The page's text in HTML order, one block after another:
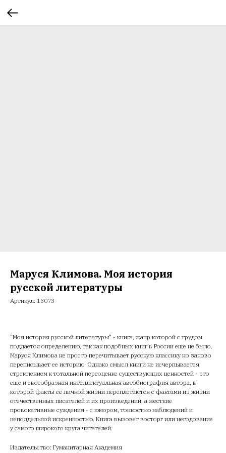
Маруся Климова. Моя история
русской литературы
Артикул: 13073
"Моя история русской литературы" - книга, жанр которой с трудом
поддается определению, так как подобных книг в России еще не было.
Маруся Климова не просто перечитывает русскую классику но заново
переписывает ее историю. Однако смысл книги не исчерпывается
стремлением к тотальной переоценке существующих ценностей - это
еще и своеобразная интеллектуальная автобиография автора, в
которой факты ее личной жизни переплетаются с фактами из жизни
отечественных писателей и их произведений, а жесткие
провокативные суждения - с юмором, тонкостью наблюдений и
неподдельной искренностью. Книга вызовет восторг или негодование
у самого широкого круга читателей.
Издательство: Гуманитарная Академия